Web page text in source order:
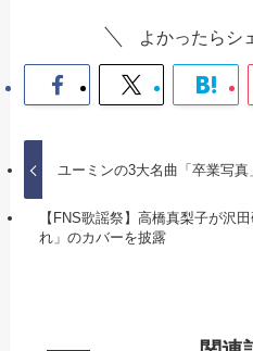
よかったらシ
ユーミンの3大名曲「卒業写
【FNS歌謡祭】高橋真梨子が沢
れ」のカバーを披露